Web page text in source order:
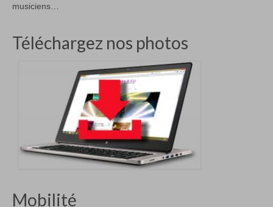
musiciens…
Téléchargez nos photos
Mobilité